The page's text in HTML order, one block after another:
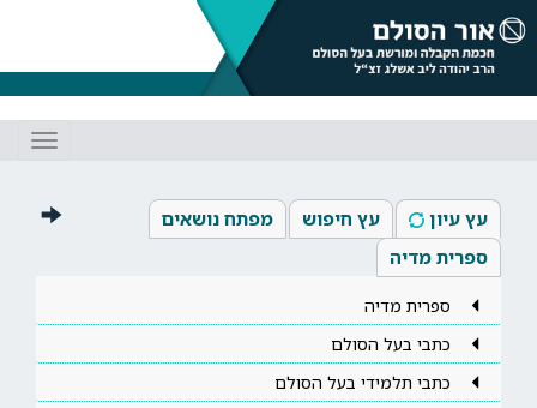
עץ עיון עץ חיפוש
מפתח נושאים
ספרית מדיה
ספרית מדיה
כתבי בעל הסולם
כתבי תלמידי בעל הסולם